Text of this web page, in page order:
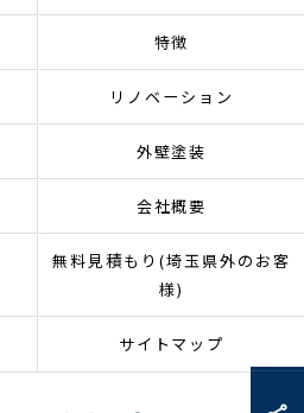
特徴
リノベーション
外壁塗装
会社概要
無料見積もり(埼玉県外のお客
様)
サイトマップ